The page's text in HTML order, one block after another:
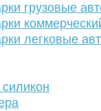
грузовые
легковые